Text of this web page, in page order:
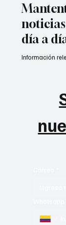
día a
Información